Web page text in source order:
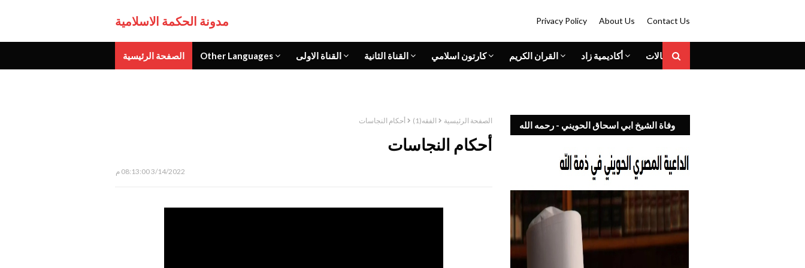
مدونة الحكمة الاسلامية Privacy Policy About Us Contact Us
الصفحة الرئيسية Other Languages القناة الاولى القناة الثانية كارتون اسلامي القران الكريم أكاديمية زاد المقالات
الصفحة الرئيسية الفقه(1) أحكام النجاسات
أحكام النجاسات
3/14/2022 08:13:00 م
وفاة الشيخ ابي اسحاق الحويني - رحمه الله